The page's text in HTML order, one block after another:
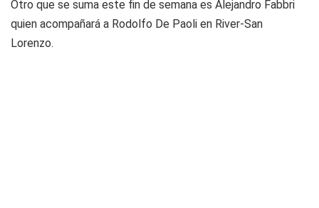
Otro que se suma este fin de semana es Alejandro Fabbri
quien acompañará a Rodolfo De Paoli en River-San
Lorenzo.